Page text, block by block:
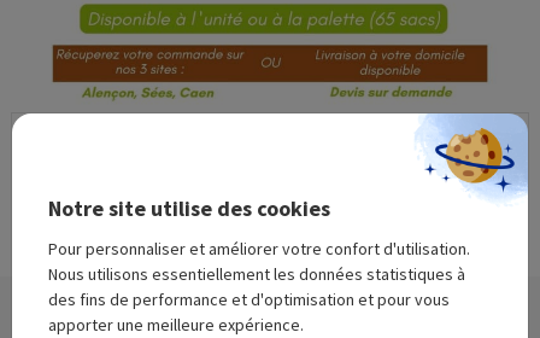
Publié
le
15 février 2023
Taille
réelle
1414 × 2000
Notre site utilise des cookies
Pour personnaliser et améliorer votre confort d'utilisation.
Nous utilisons essentiellement les données statistiques à
des fins de performance et d'optimisation et pour vous
apporter une meilleure expérience.